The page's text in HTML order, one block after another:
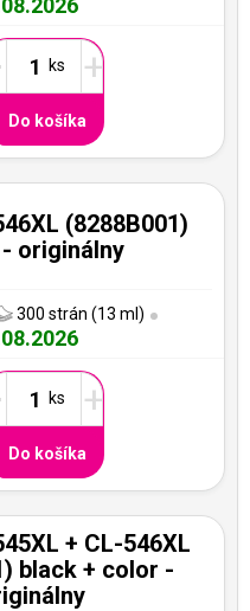
+
Do košíka
(8288B001)
originálny
300 strán (13 ml)
+
Do košíka
+ CL-546XL
black + color -